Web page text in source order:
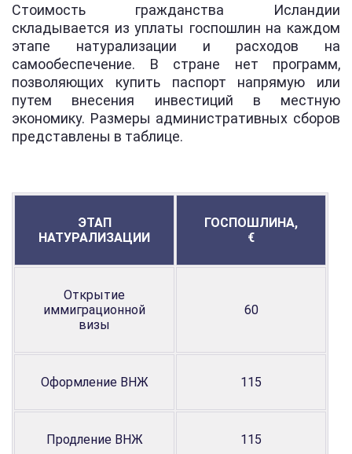
Стоимость гражданства Исландии
складывается из уплаты госпошлин на каждом
этапе натурализации и расходов на
самообеспечение. В стране нет программ,
позволяющих купить паспорт напрямую или
путем внесения инвестиций в местную
экономику. Размеры административных сборов
представлены в таблице.
ЭТАП
НАТУРАЛИЗАЦИИ
ГОСПОШЛИНА,
€
Открытие
иммиграционной
визы
60
Оформление ВНЖ 115
Продление ВНЖ 115